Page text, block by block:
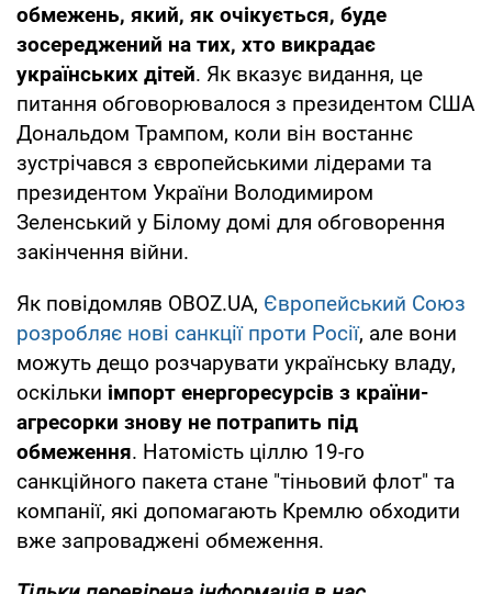
обмежень, який, як очікується, буде
зосереджений на тих, хто викрадає
українських дітей. Як вказує видання, це
питання обговорювалося з президентом США
Дональдом Трампом, коли він востаннє
зустрічався з європейськими лідерами та
президентом України Володимиром
Зеленський у Білому домі для обговорення
закінчення війни.
Як повідомляв OBOZ.UA, Європейський Союз
розробляє нові санкції проти Росії, але вони
можуть дещо розчарувати українську владу,
оскільки імпорт енергоресурсів з країни-
агресорки знову не потрапить під
обмеження. Натомість ціллю 19-го
санкційного пакета стане "тіньовий флот" та
компанії, які допомагають Кремлю обходити
вже запроваджені обмеження.